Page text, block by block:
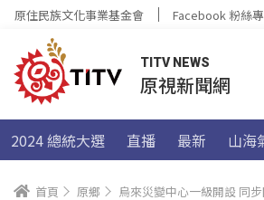
原住民族文化事業基金會 Facebook 粉絲
TITV NEWS
原視新聞網
2024 總統大選 直播 最新 山海
首頁 原鄉 烏來災變中心一級開設 同